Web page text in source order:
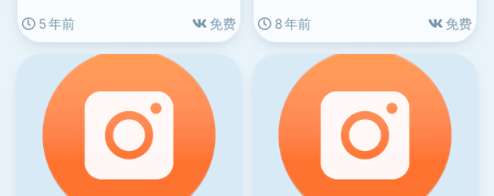
5 年前 免费 8 年前 免费